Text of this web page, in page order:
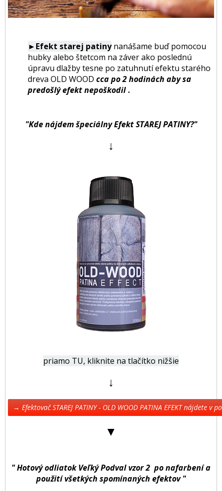
►Efekt starej patinynanášame buď pomocou
hubky alebo štetcom na záver ako poslednú
úpravu dlažby tesne po zatuhnutí efektu starého
dreva OLD WOOD cca po 2 hodinách aby sa
predošlý efekt nepoškodil.
"Kde nájdem špeciálny Efekt STAREJ PATINY?"
↓
priamo TU, kliknite na tlačítko nižšie
↓
→ Efektovač STAREJ PATINY - OLD WOOD PATINA EFEKT nájdete
▼
" Hotový odliatok Veľký Podval vzor 2 po nafarbení a
použití všetkých spomínaných efektov "